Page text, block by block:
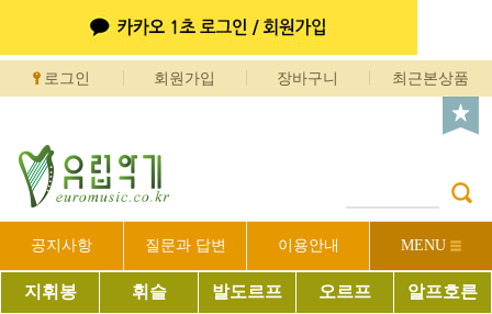
로그인 회원가입 장바구니 최근본상품
공지사항 질문과 답변 이용안내 MENU
지휘봉 휘슬 발도르프 오르프 알프호른